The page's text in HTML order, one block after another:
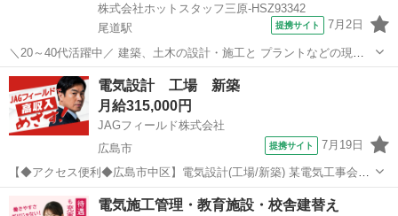
株式会社ホットスタッフ三原-HSZ93342
尾道駅
提携サイト 7月2日
＼20～40代活躍中／ 建築、土木の設計・施工と プラントなどの現地
建築を 行っている業界大手の 企業さまでのお仕事です。 ≪ おしごと
内容 ≫ ・工程管理、スケジュール管理 工程管理表を作成し、1か月・
1週間の 具体的な...
広島 三原市 尾道駅 その他
電気設計 工場 新築
月給315,000円
JAGフィールド株式会社
広島市
提携サイト 7月19日
【◆アクセス便利◆広島市中区】電気設計(工場/新築) 某電気工事会社
の支店オフィスで電気設計担当を募集！工場(S造・平屋)新築における
図面の作成、打ち合わせ、見積作の成成を担当いただきます。※使用
広島市 その他
電気施工管理・教育施設・校舎建替え